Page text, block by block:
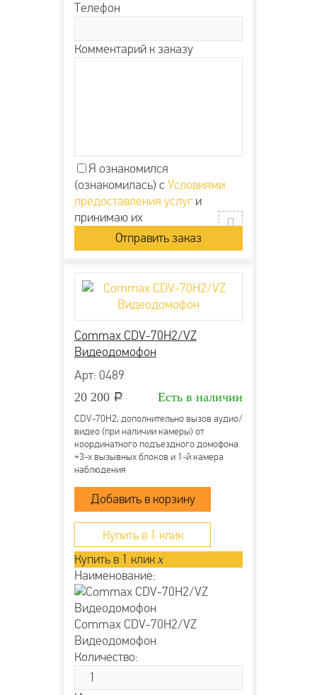
Телефон
Комментарий к заказу
Я ознакомился
(ознакомилась) с Условиями
предоставления услуги
принимаю их
Commax CDV-70H2/VZ
Видеодомофон
Арт: 0489
20 200 Р Есть в наличии
CDV-70H2, дополнительно вызов аудио/
видео (при наличии камеры) от
координатного подъездного домофона
+3-х вызывных блоков и 1-й камера
наблюдения
Купить в 1 клик
Купить в 1 клик x
Наименование:
Commax CDV-70H2/VZ
Видеодомофон
Количество: